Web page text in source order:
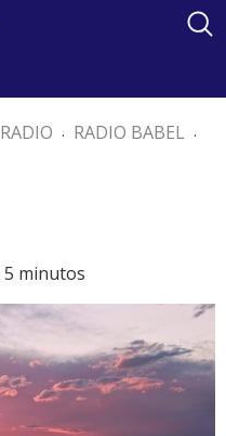
RADIO . RADIO BABEL .
5 minutos